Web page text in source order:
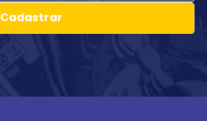
Cadastrar